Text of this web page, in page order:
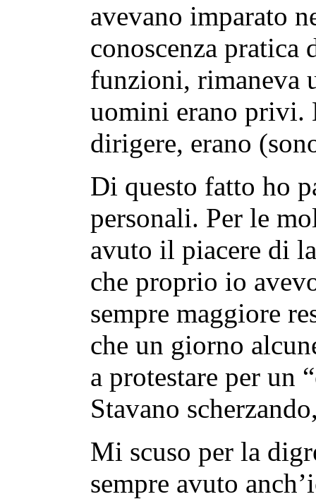
avevano imparato
conoscenza pratica
funzioni, rimaneva
uomini erano privi.
dirigere, erano
Di questo fatto ho
personali. Per le
avuto il piacere di
che proprio io
sempre maggiore
che un giorno
a protestare per un
Stavano
Mi scuso per la
sempre avuto